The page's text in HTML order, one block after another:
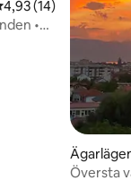
av 5 i
4,93 (14)
•
Översta